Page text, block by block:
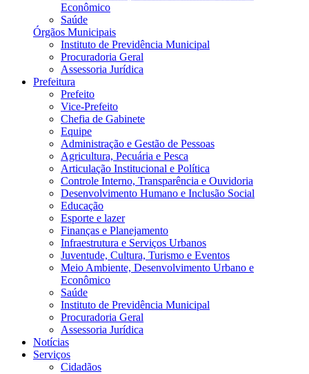
Econômico
Saúde
Órgãos Municipais
Instituto de Previdência Municipal
Procuradoria Geral
Assessoria Jurídica
Prefeitura
Prefeito
Vice-Prefeito
Chefia de Gabinete
Equipe
Administração e Gestão de Pessoas
Agricultura, Pecuária e Pesca
Articulação Institucional e Política
Controle Interno, Transparência e Ouvidoria
Desenvolvimento Humano e Inclusão Social
Educação
Esporte e lazer
Finanças e Planejamento
Infraestrutura e Serviços Urbanos
Juventude, Cultura, Turismo e Eventos
Meio Ambiente, Desenvolvimento Urbano e
Econômico
Saúde
Instituto de Previdência Municipal
Procuradoria Geral
Assessoria Jurídica
Notícias
Serviços
Cidadãos